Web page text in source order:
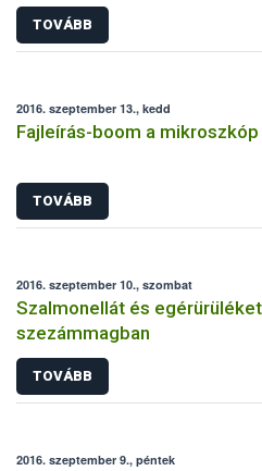
TOVÁBB
2016. szeptember 13., kedd
Fajleírás-boom a mikroszkóp
TOVÁBB
2016. szeptember 10., szombat
Szalmonellát és
szezámmagban
TOVÁBB
2016. szeptember 9., péntek